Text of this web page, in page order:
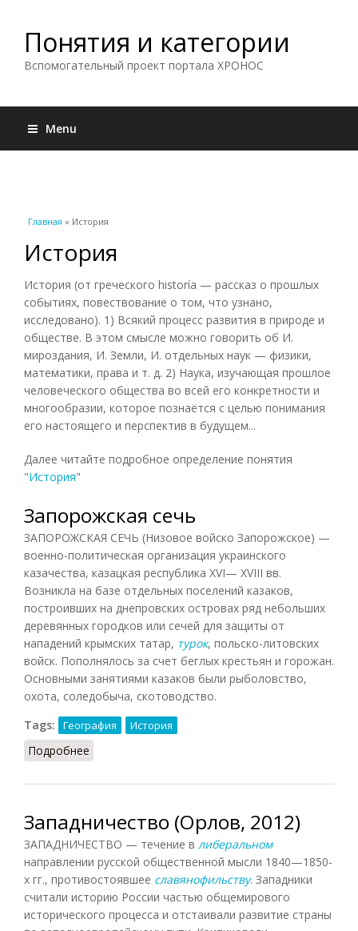
Понятия и категории
Вспомогательный проект портала ХРОНОС
Menu
Вы здесь
Главная » История
История
История (от греческого historía — рассказ о прошлых
событиях, повествование о том, что узнано,
исследовано). 1) Всякий процесс развития в природе и
обществе. В этом смысле можно говорить об И.
мироздания, И. Земли, И. отдельных наук — физики,
математики, права и т. д. 2) Наука, изучающая прошлое
человеческого общества во всей его конкретности и
многообразии, которое познаётся с целью понимания
его настоящего и перспектив в будущем...
Далее читайте подробное определение понятия
"История"
Запорожская сечь
ЗАПОРОЖСКАЯ СЕЧЬ (Низовое войско Запорожское) —
военно-политическая организация украинского
казачества, казацкая республика XVI— XVIII вв.
Возникла на базе отдельных поселений казаков,
построивших на днепровских островах ряд небольших
деревянных городков или сечей для защиты от
нападений крымских татар, турок, польско-литовских
войск. Пополнялось за счет беглых крестьян и горожан.
Основными занятиями казаков были рыболовство,
охота, соледобыча, скотоводство.
Tags:
География История
Подробнее
Западничество (Орлов, 2012)
ЗАПАДНИЧЕСТВО — течение в либеральном
направлении русской общественной мысли 1840—1850-
х гг., противостоявшее славянофильству. Западники
считали историю России частью общемирового
исторического процесса и отстаивали развитие страны